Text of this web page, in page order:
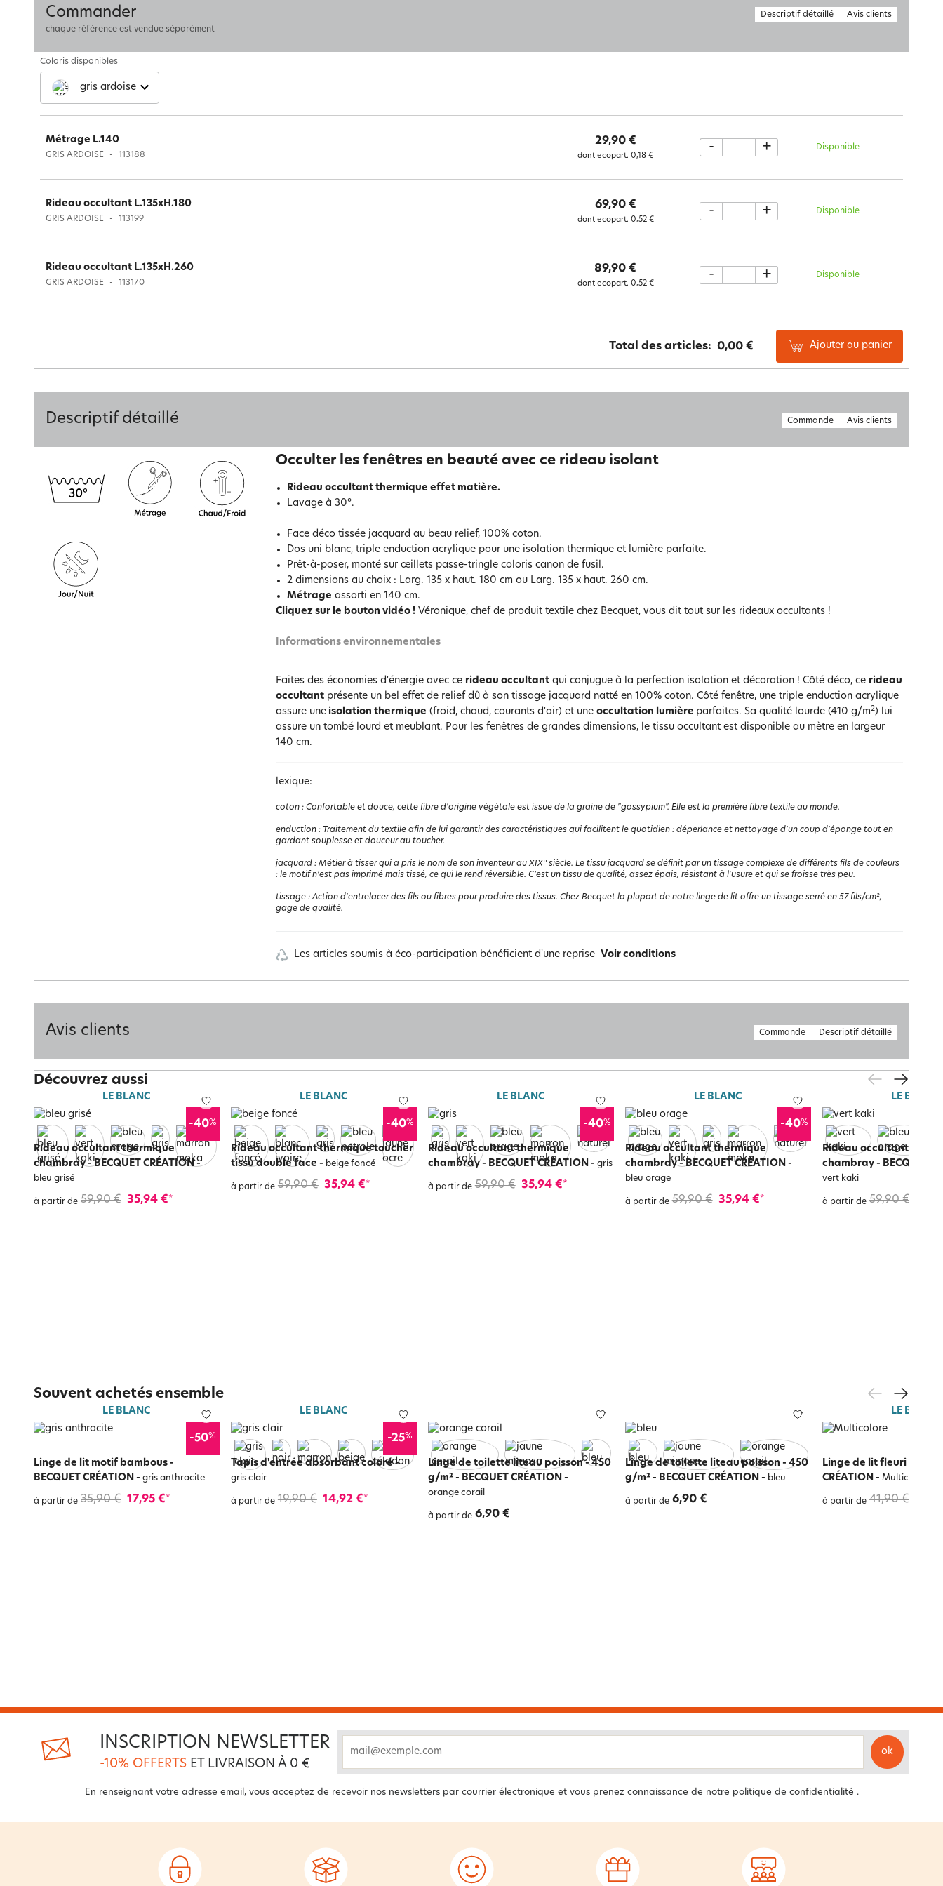
Commander
chaque référence est vendue séparément
Descriptif détaillé Avis clients
Coloris disponibles
gris ardoise
Métrage L.140
GRIS ARDOISE 113188
29,90 €
dont ecopart. 0,18 €
Disponible
- +
Rideau occultant L.135xH.180
GRIS ARDOISE 113199
69,90 €
dont ecopart. 0,52 €
Disponible
- +
Rideau occultant L.135xH.260
GRIS ARDOISE 113170
89,90 €
dont ecopart. 0,52 €
Disponible
- +
Total des articles: 0,00 € Ajouter au panier
Descriptif détaillé Commande Avis clients
Occulter les fenêtres en beauté avec ce rideau isolant
Rideau occultant thermique effet matière.
Lavage à 30°.
Face déco tissée jacquard au beau relief, 100% coton.
Dos uni blanc, triple enduction acrylique pour une isolation thermique et lumière parfaite.
Prêt-à-poser, monté sur œillets passe-tringle coloris canon de fusil.
2 dimensions au choix : Larg. 135 x haut. 180 cm ou Larg. 135 x haut. 260 cm.
Métrage assorti en 140 cm.
Cliquez sur le bouton vidéo ! Véronique, chef de produit textile chez Becquet, vous dit tout sur les rideaux occultants !
Informations environnementales
Faites des économies d'énergie avec ce rideau occultant qui conjugue à la perfection isolation et décoration ! Côté déco, ce rideau
occultant présente un bel effet de relief dû à son tissage jacquard natté en 100% coton. Côté fenêtre, une triple enduction acrylique
assure une isolation thermique (froid, chaud, courants d'air) et une occultation lumière parfaites. Sa qualité lourde (410 g/m2) lui
assure un tombé lourd et meublant. Pour les fenêtres de grandes dimensions, le tissu occultant est disponible au mètre en largeur
140 cm.
lexique:
coton : Confortable et douce, cette fibre d'origine végétale est issue de la graine de "gossypium". Elle est la première fibre textile au monde.
enduction : Traitement du textile afin de lui garantir des caractéristiques qui facilitent le quotidien : déperlance et nettoyage d'un coup d'éponge tout en
gardant souplesse et douceur au toucher.
jacquard : Métier à tisser qui a pris le nom de son inventeur au XIX° siècle. Le tissu jacquard se définit par un tissage complexe de différents fils de couleurs
: le motif n’est pas imprimé mais tissé, ce qui le rend réversible. C’est un tissu de qualité, assez épais, résistant à l'usure et qui se froisse très peu.
tissage :Action d'entrelacer des fils ou fibres pour produire des tissus. Chez Becquet la plupart de notre linge de lit offre un tissage serré en 57 fils/cm²,
gage de qualité.
Les articles soumis à éco-participation bénéficient d'une reprise Voir conditions
Avis clients Commande Descriptif détaillé
Découvrez aussi
LE BLANC
-40%
Rideau occultant thermique
chambray - BECQUET CRÉATION-
bleu grisé
à partir de 59,90 € 35,94 €*
LE BLANC
-40%
Rideau occultant thermique toucher
tissu double face - beige foncé
à partir de 59,90 € 35,94 €*
LE BLANC
-40%
Rideau occultant thermique
chambray - BECQUET CRÉATION- gris
à partir de 59,90 € 35,94 €*
LE BLANC
-40%
Rideau occultant thermique
chambray - BECQUET CRÉATION-
bleu orage
à partir de 59,90 € 35,94 €*
LE BLANC
Rideau occultant
chambray - BECQUET
vert kaki
à partir de 59,90 €
Souvent achetés ensemble
LE BLANC
-50%
Linge de lit motif bambous -
BECQUET CRÉATION - gris anthracite
à partir de 35,90 € 17,95 €*
LE BLANC
-25%
Tapis d'entrée absorbant coloré-
gris clair
à partir de 19,90 € 14,92 €*
Linge de toilette liteau poisson - 450
g/m² - BECQUET CRÉATION -
orange corail
à partir de 6,90 €
Linge de toilette liteau poisson - 450
g/m² - BECQUET CRÉATION - bleu
à partir de 6,90 €
LE BLANC
Linge de lit fleuri -
CRÉATION - Multicolore
à partir de 41,90 €
INSCRIPTION NEWSLETTER
-10% OFFERTS ET LIVRAISON À 0 €
ok
En renseignant votre adresse email, vous acceptez de recevoir nos newsletters par courrier électronique et vous prenez connaissance de notre politique de confidentialité .